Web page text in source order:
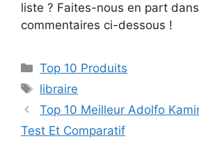
liste ? Faites-nous en part
commentaires ci-dessous !
Top 10 Produits
libraire
Top 10 Meilleur Adolfo
Test Et Comparatif